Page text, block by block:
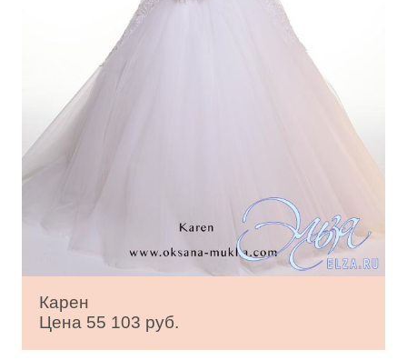
Карен
Цена 55 103 руб.